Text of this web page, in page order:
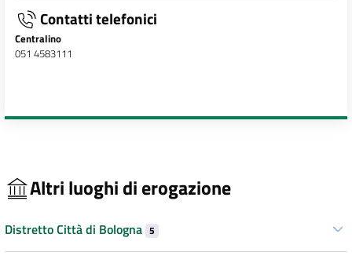
Contatti telefonici
Centralino
051 4583111
Altri luoghi di erogazione
Distretto Città di Bologna 5